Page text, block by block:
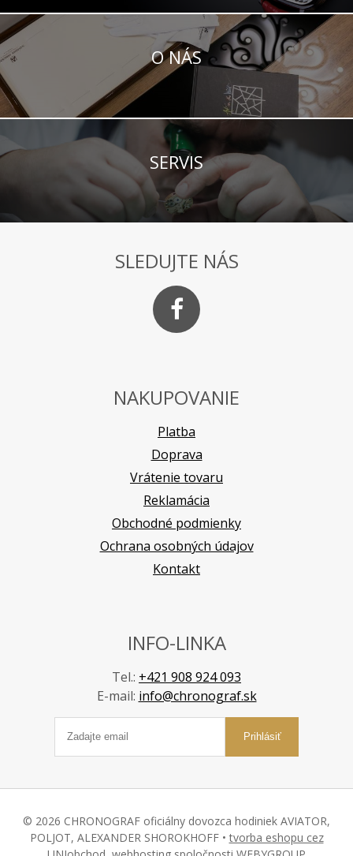
O NÁS
SERVIS
SLEDUJTE NÁS
NAKUPOVANIE
Platba
Doprava
Vrátenie tovaru
Reklamácia
Obchodné podmienky
Ochrana osobných údajov
Kontakt
INFO-LINKA
Tel.: +421 908 924 093
E-mail: info@chronograf.sk
Prihlásiť
© 2026 CHRONOGRAF oficiálny dovozca hodiniek AVIATOR,
POLJOT, ALEXANDER SHOROKHOFF •tvorba eshopu cez